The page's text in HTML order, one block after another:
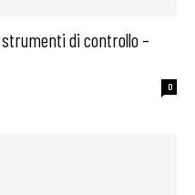
di controllo –
0